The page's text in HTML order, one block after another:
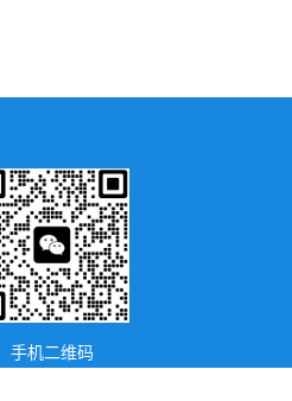
手机二维码